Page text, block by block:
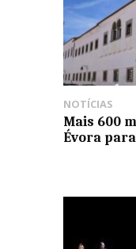
NOTÍCIAS
Mais 600
Évora